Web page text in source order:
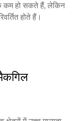
प्लेटफॉर्म के माध्यम
Portal के
या उसका समकक्षता
कम हो सकते हैं, लेकिन
होते हैं।